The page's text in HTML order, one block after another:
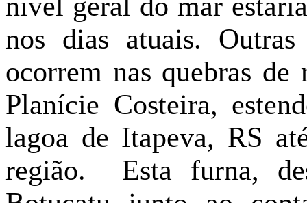
nos dias atuais.
ocorrem nas quebras
Planície Costeira,
lagoa de Itapeva, RS
região.
Esta furna,